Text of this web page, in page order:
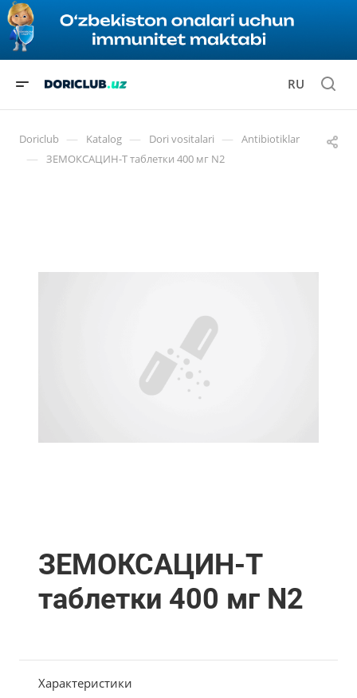
RU
Doriclub — Katalog — Dori vositalari — Antibiotiklar
— ЗЕМОКСАЦИН-Т таблетки 400 мг N2
ЗЕМОКСАЦИН-Т
таблетки 400 мг N2
Характеристики